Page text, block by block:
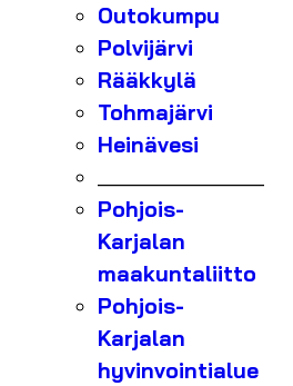
Outokumpu
Polvijärvi
Rääkkylä
Tohmajärvi
Heinävesi
Pohjois-
Karjalan
maakuntaliitto
Pohjois-
Karjalan
hyvinvointialue